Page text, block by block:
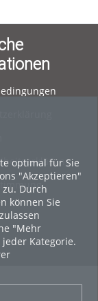
optimal für Sie
"Akzeptieren"
Durch
können Sie
"Mehr
Kategorie.